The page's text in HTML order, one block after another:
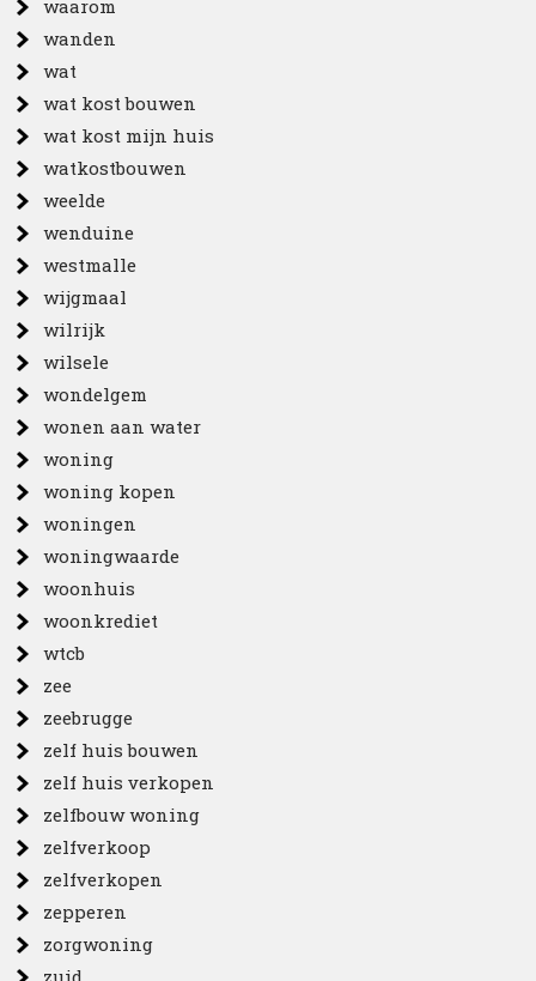
waarom
wanden
wat
wat kost bouwen
wat kost mijn huis
watkostbouwen
weelde
wenduine
westmalle
wijgmaal
wilrijk
wilsele
wondelgem
wonen aan water
woning
woning kopen
woningen
woningwaarde
woonhuis
woonkrediet
wtcb
zee
zeebrugge
zelf huis bouwen
zelf huis verkopen
zelfbouw woning
zelfverkoop
zelfverkopen
zepperen
zorgwoning
zuid